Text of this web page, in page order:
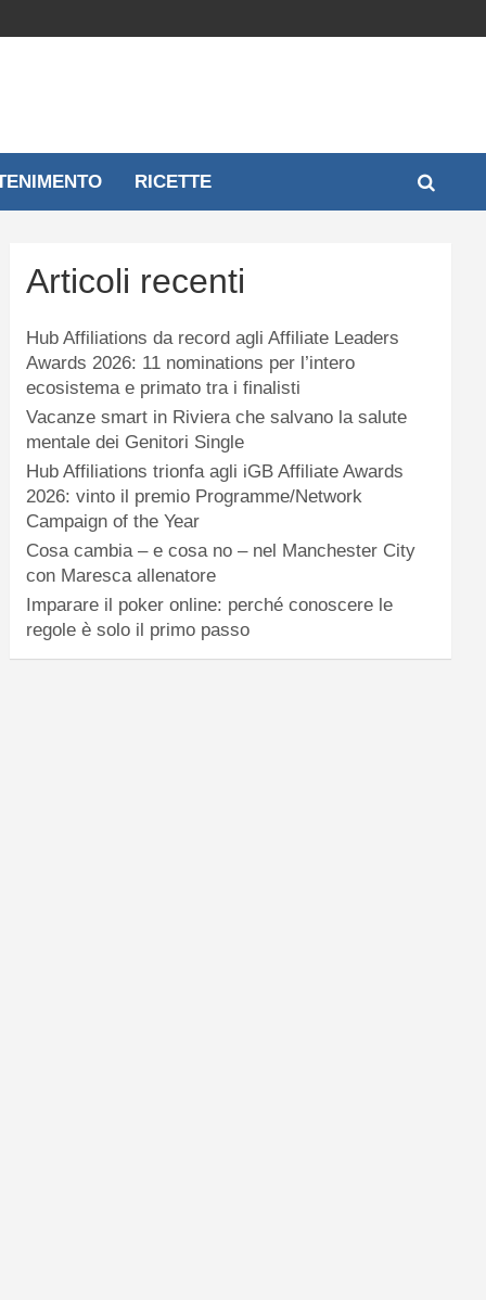
RICETTE
Articoli recenti
Hub Affiliations da record agli Affiliate Leaders
Awards 2026: 11 nominations per l’intero
ecosistema e primato tra i finalisti
Vacanze smart in Riviera che salvano la salute
mentale dei Genitori Single
Hub Affiliations trionfa agli iGB Affiliate Awards
2026: vinto il premio Programme/Network
Campaign of the Year
Cosa cambia – e cosa no – nel Manchester City
con Maresca allenatore
Imparare il poker online: perché conoscere le
regole è solo il primo passo